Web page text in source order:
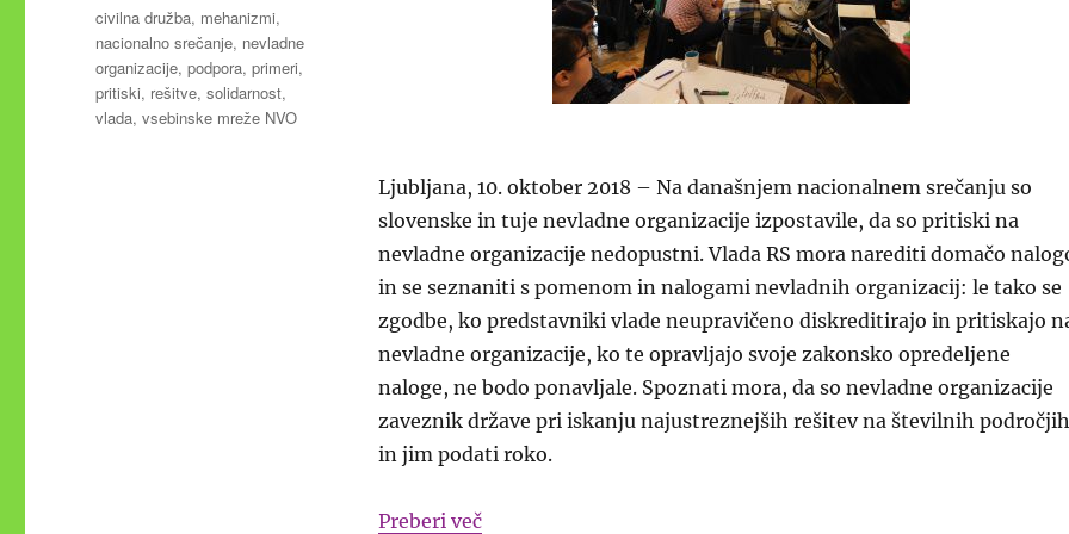
Ljubljana, 10. oktober 2018 – Na današnjem nacionalnem srečanju so
slovenske in tuje nevladne organizacije izpostavile, da so pritiski na
nevladne organizacije nedopustni. Vlada RS mora narediti domačo
in se seznaniti s pomenom in nalogami nevladnih organizacij: le tako se
zgodbe, ko predstavniki vlade neupravičeno diskreditirajo in pritiskajo
nevladne organizacije, ko te opravljajo svoje zakonsko opredeljene
naloge, ne bodo ponavljale. Spoznati mora, da so nevladne organizacije
zaveznik države pri iskanju najustreznejših rešitev na številnih
in jim podati roko.
Preberi več“Vlada mora nevladne organizacije sprejeti kot zaveznike pri
Oznake
civilna družba, mehanizmi,
nacionalno srečanje, nevladne
organizacije,podpora,primeri,
pritiski, rešitve,solidarnost,
vlada,vsebinske mreže NVO